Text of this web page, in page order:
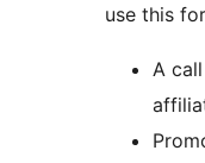
use this
A